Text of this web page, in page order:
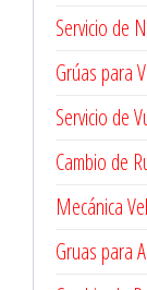
Servicio de
Grúas para
Servicio de
Cambio de
Mecánica
Gruas para